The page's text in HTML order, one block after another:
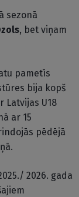
sezonā
, bet viņam
pametīs
bija kopš
Latvijas U18
ar 15
pēdējā
2026. gada